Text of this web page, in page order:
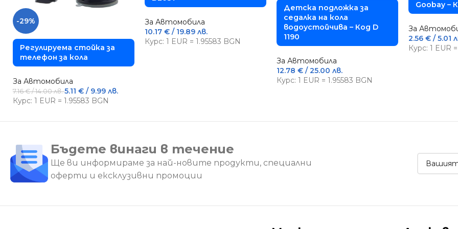
-29%
Регулируема стойка за
телефон за кола
За Автомобила
7.16€/ 14.00 лв.5.11 € / 9.99 лв.
Курс: 1 EUR = 1.95583 BGN
За Автомобила
10.17 € / 19.89 лв.
Курс: 1 EUR = 1.95583 BGN
Детска подложка за
седалка на кола
водоустойчива – Код D
1190
За Автомобила
12.78 € / 25.00 лв.
Курс: 1 EUR = 1.95583 BGN
Goobay –
За
2.56 € / 5.01
Курс: 1 EUR
Бъдете винаги в течение
Ще ви информираме за най-новите продукти, специални
оферти и ексклузивни промоции